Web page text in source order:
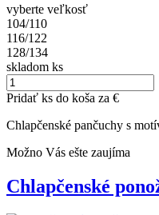
vyberte veľkosť
104/110
116/122
128/134
skladom ks
Pridať ks do koša za €
Chlapčenské pančuchy s
Možno Vás ešte zaujíma
Chlapčenské